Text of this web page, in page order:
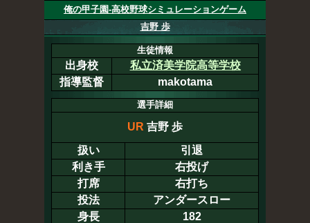
俺の甲子園-高校野球シミュレーションゲーム
吉野 歩
生徒情報
出身校
私立済美学院高等学校
指導監督
makotama
選手詳細
UR 吉野 歩
扱い
引退
利き手
右投げ
打席
右打ち
投法
アンダースロー
身長
182